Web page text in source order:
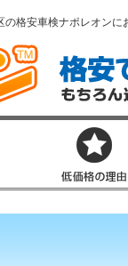
格安車検ナポレオンに